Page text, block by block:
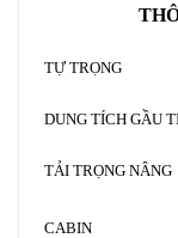
TỰ TRỌNG
DUNG TÍCH GẦU
TẢI TRỌNG NÂNG
CABIN